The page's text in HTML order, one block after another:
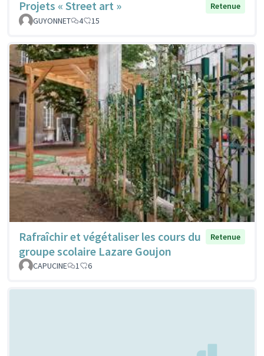
Projets « Street art »
Retenue
GUYONNET
4 15
Rafraîchir et végétaliser les cours du
groupe scolaire Lazare Goujon
Retenue
CAPUCINE 1 6